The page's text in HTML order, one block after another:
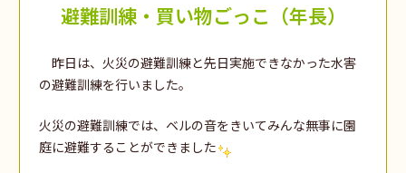
避難訓練・買い物ごっこ（年長）
昨日は、火災の避難訓練と先日実施できなかった水害
の避難訓練を行いました。
火災の避難訓練では、ベルの音をきいてみんな無事に園
庭に避難することができました